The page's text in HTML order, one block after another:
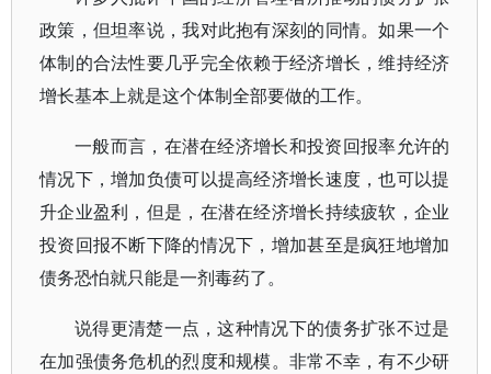
政策，但坦率说，我对此抱有深刻的同情。如果一个
体制的合法性要几乎完全依赖于经济增长，维持经济
增长基本上就是这个体制全部要做的工作。
一般而言，在潜在经济增长和投资回报率允许的
情况下，增加负债可以提高经济增长速度，也可以提
升企业盈利，但是，在潜在经济增长持续疲软，企业
投资回报不断下降的情况下，增加甚至是疯狂地增加
债务恐怕就只能是一剂毒药了。
说得更清楚一点，这种情况下的债务扩张不过是
在加强债务危机的烈度和规模。非常不幸，有不少研